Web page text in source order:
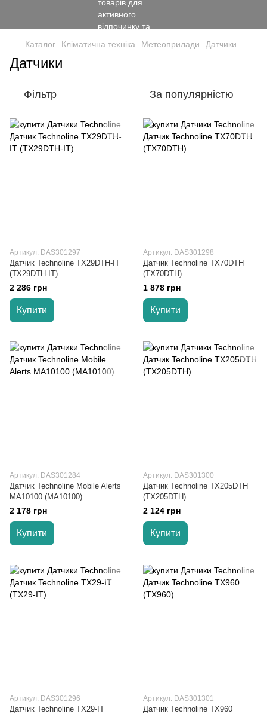
Каталог Кліматична техніка Метеоприлади Датчики
Датчики
Фільтр За популярністю
Артикул: DAS301297
Датчик Technoline TX29DTH-IT
(TX29DTH-IT)
2 286 грн
Купити
Артикул: DAS301298
Датчик Technoline TX70DTH
(TX70DTH)
1 878 грн
Купити
Артикул: DAS301284
Датчик Technoline Mobile Alerts
MA10100 (MA10100)
2 178 грн
Купити
Артикул: DAS301300
Датчик Technoline TX205DTH
(TX205DTH)
2 124 грн
Купити
Артикул: DAS301296
Датчик Technoline TX29-IT
Артикул: DAS301301
Датчик Technoline TX960